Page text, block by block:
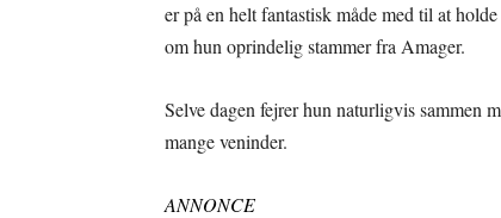
er på en helt fantastisk måde med til at
om hun oprindelig stammer fra Amager.
Selve dagen fejrer hun naturligvis sammen
mange veninder.
ANNONCE